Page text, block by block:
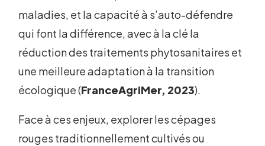
maladies, et la capacité à s’auto-défendre
qui font la différence, avec à la clé la
réduction des traitements phytosanitaires et
une meilleure adaptation à la transition
écologique (FranceAgriMer, 2023).
Face à ces enjeux, explorer les cépages
rouges traditionnellement cultivés ou